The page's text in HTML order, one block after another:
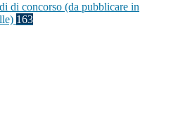
di concorso (da pubblicare in
163